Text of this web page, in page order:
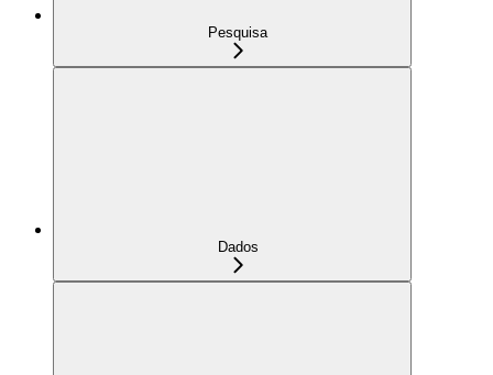
Pesquisa
Dados